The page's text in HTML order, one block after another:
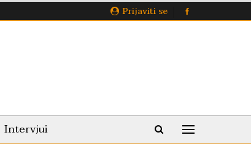
Prijaviti se
Intervjui